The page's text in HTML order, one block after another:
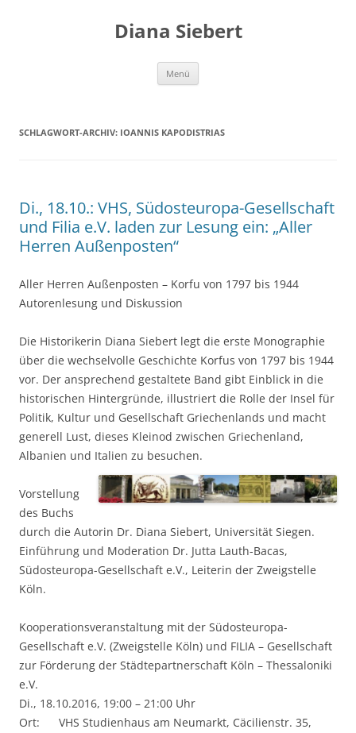
Diana Siebert
Menü
SCHLAGWORT-ARCHIV: IOANNIS KAPODISTRIAS
Di., 18.10.: VHS, Südosteuropa-Gesellschaft
und Filia e.V. laden zur Lesung ein: „Aller
Herren Außenposten“
Aller Herren Außenposten – Korfu von 1797 bis 1944
Autorenlesung und Diskussion
Die Historikerin Diana Siebert legt die erste Monographie
über die wechselvolle Geschichte Korfus von 1797 bis 1944
vor. Der ansprechend gestaltete Band gibt Einblick in die
historischen Hintergründe, illustriert die Rolle der Insel für
Politik, Kultur und Gesellschaft Griechenlands und macht
generell Lust, dieses Kleinod zwischen Griechenland,
Albanien und Italien zu besuchen.
Vorstellung
des Buchs
durch die Autorin Dr. Diana Siebert, Universität Siegen.
Einführung und Moderation Dr. Jutta Lauth-Bacas,
Südosteuropa-Gesellschaft e.V., Leiterin der Zweigstelle
Köln.
Kooperationsveranstaltung mit der Südosteuropa-
Gesellschaft e.V. (Zweigstelle Köln) und FILIA – Gesellschaft
zur Förderung der Städtepartnerschaft Köln – Thessaloniki
e.V.
Di., 18.10.2016, 19:00 – 21:00 Uhr
Ort: VHS Studienhaus am Neumarkt, Cäcilienstr. 35,